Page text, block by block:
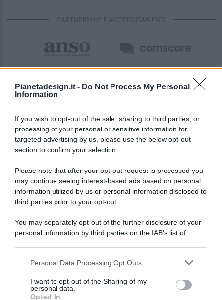
Pianetadesign.it - Do Not Process My Personal
Information
If you wish to opt-out of the sale, sharing to third parties, or
processing of your personal or sensitive information for
targeted advertising by us, please use the below opt-out
section to confirm your selection.
Please note that after your opt-out request is processed you
may continue seeing interest-based ads based on personal
information utilized by us or personal information disclosed to
third parties prior to your opt-out.
You may separately opt-out of the further disclosure of your
personal information by third parties on the IAB’s list of
This information may also be disclosed by us to third parties
disclose it to other third parties.
Personal Data Processing Opt Outs
I want to opt-out of the Sharing of my
personal data.
Opted In
PARTNERSHIP E ACCREDITAMENTI
© 2026 - Pianeta Design - P.IVA 04827280654 - Testata
Registrata Al Tribunale Di Nocera Inferiore N. 8/2020 - RG N.
ISCRIZIONE AL ROC N. 35792 – ISCRITTA ALL’ANSO
(ASSOCIAZIONE NAZIONALE STAMPA ONLINE)
PREFERENZE PRIVACY